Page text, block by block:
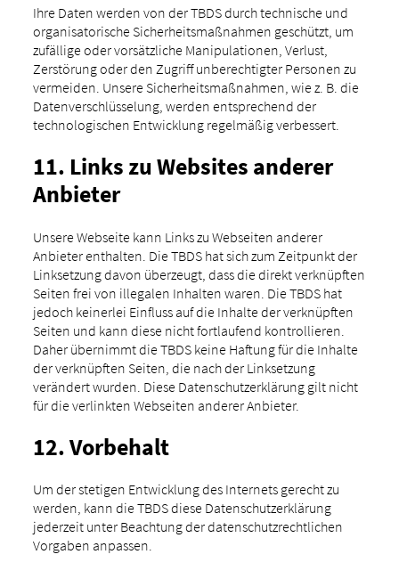
Ihre Daten werden von der TBDS durch technische und
organisatorische Sicherheitsmaßnahmen geschützt, um
zufällige oder vorsätzliche Manipulationen, Verlust,
Zerstörung oder den Zugriff unberechtigter Personen zu
vermeiden. Unsere Sicherheitsmaßnahmen, wie z. B. die
Datenverschlüsselung, werden entsprechend der
technologischen Entwicklung regelmäßig verbessert.
11. Links zu Websites anderer
Anbieter
Unsere Webseite kann Links zu Webseiten anderer
Anbieter enthalten. Die TBDS hat sich zum Zeitpunkt der
Linksetzung davon überzeugt, dass die direkt verknüpften
Seiten frei von illegalen Inhalten waren. Die TBDS hat
jedoch keinerlei Einfluss auf die Inhalte der verknüpften
Seiten und kann diese nicht fortlaufend kontrollieren.
Daher übernimmt die TBDS keine Haftung für die Inhalte
der verknüpften Seiten, die nach der Linksetzung
verändert wurden. Diese Datenschutzerklärung gilt nicht
für die verlinkten Webseiten anderer Anbieter.
12. Vorbehalt
Um der stetigen Entwicklung des Internets gerecht zu
werden, kann die TBDS diese Datenschutzerklärung
jederzeit unter Beachtung der datenschutzrechtlichen
Vorgaben anpassen.